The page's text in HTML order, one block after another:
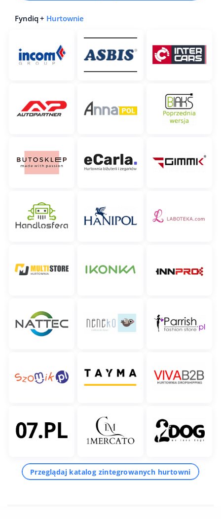
Fyndiq + Hurtownie
Przeglądaj katalog zintegrowanych hurtowni